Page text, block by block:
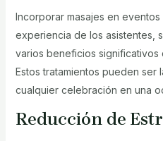
Incorporar masajes en
experiencia de los asistentes,
varios beneficios significativos
Estos tratamientos pueden ser
cualquier celebración en una
Reducción de